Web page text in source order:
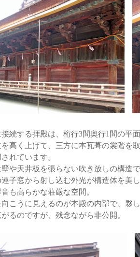
続する拝殿は、桁行3間奥行1間の平
高く上げて、三方に本瓦葺の裳階を
れています。
や天井板を張らない吹き放しの構造
子窓から射し込む外光が構造体を美
も高らかな荘厳な空間。
こうに見えるのが本殿の内部で、夥
るのですが、残念ながら非公開。